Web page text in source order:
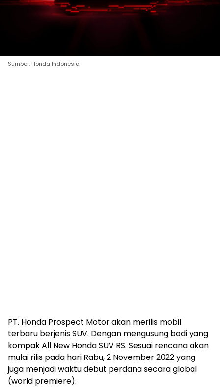
Sumber: Honda Indonesia
PT. Honda Prospect Motor akan merilis mobil
terbaru berjenis SUV. Dengan mengusung bodi yang
kompak All New Honda SUV RS. Sesuai rencana akan
mulai rilis pada hari Rabu, 2 November 2022 yang
juga menjadi waktu debut perdana secara global
(world premiere).